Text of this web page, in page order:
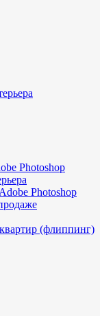
Photoshop
Photoshop
(флиппинг)